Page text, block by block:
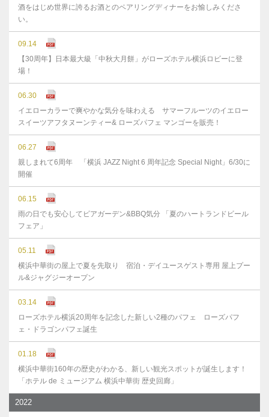
酒をはじめ世界に誇るお酒とのペアリングディナーをお愉しみくださ
い。
09.14
【30周年】日本最大級「中秋大月餅」がローズホテル横浜ロビーに登
場！
06.30
イエローカラーで爽やかな気分を味わえる サマーフルーツのイエロー
スイーツアフタヌーンティー& ローズパフェ マンゴーを販売！
06.27
親しまれて6周年 「横浜 JAZZ Night 6 周年記念 Special Night」6/30に
開催
06.15
雨の日でも安心してビアガーデン&BBQ気分 「夏のハートランドビール
フェア」
05.11
横浜中華街の屋上で夏を先取り 宿泊・デイユースゲスト専用 屋上プー
ル&ジャグジーオープン
03.14
ローズホテル横浜20周年を記念した新しい2種のパフェ ローズパフ
ェ・ドラゴンパフェ誕生
01.18
横浜中華街160年の歴史がわかる、新しい観光スポットが誕生します！
「ホテル de ミュージアム 横浜中華街 歴史回廊」
2022